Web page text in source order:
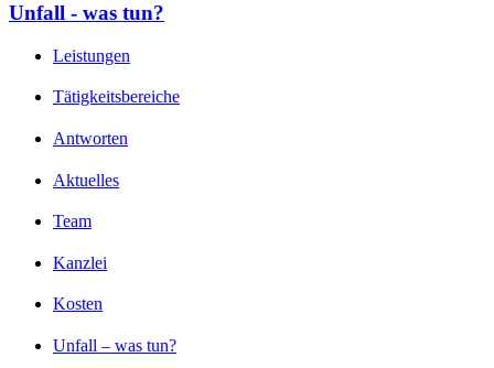
Unfall - was tun?
Leistungen
Tätigkeitsbereiche
Antworten
Aktuelles
Team
Kanzlei
Kosten
Unfall – was tun?